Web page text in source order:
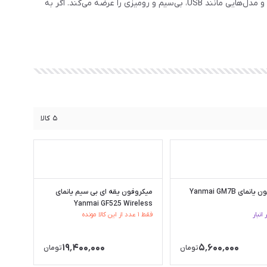
محتوا، کلاس آنلاین، پادکست و ضبط صدا ارائه می‌دهد. یانمای به دلیل قیمت مناسب، طراحی کاربرپسند و تنوع مدل‌ها در بازار جهانی محبوب شده و مدل‌هایی مانند USB، بی‌سیم و رومیزی را عرضه می‌کند. اگر به
۵ کالا
میکروفون یانمای Yanmai GM7B
۵٬۶۰۰٬۰۰۰تومان
میکروفون یقه ای بی سیم یانمای
Yanmai GF525 Wireless
فقط ۱ عدد از این کالا مونده
۱۹٬۴۰۰٬۰۰۰تومان